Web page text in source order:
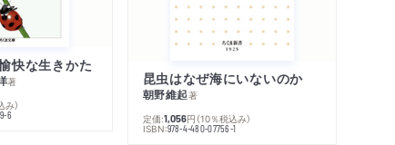
快な生きかた
著
み）
6
昆虫はなぜ海にいないのか
朝野維起著
定価:1,056円 （10％税込み）
ISBN:978-4-480-07756-1